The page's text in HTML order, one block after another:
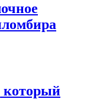
который